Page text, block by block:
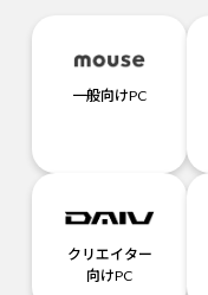
一般向けPC
クリエイター
向けPC